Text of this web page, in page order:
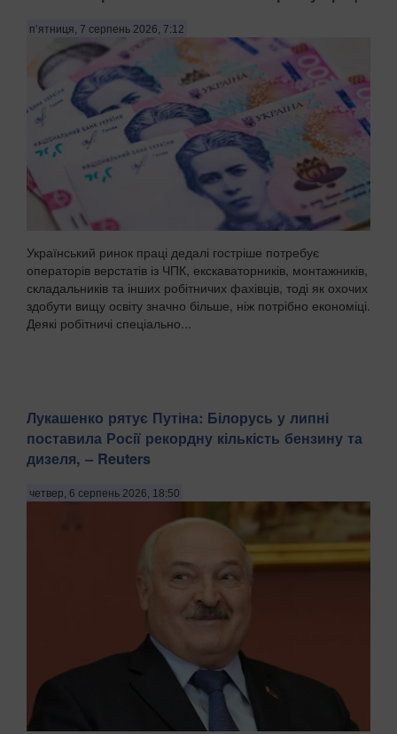
п’ятниця, 7 серпень 2026, 7:12
Український ринок праці дедалі гостріше потребує
операторів верстатів із ЧПК, екскаваторників, монтажників,
складальників та інших робітничих фахівців, тоді як охочих
здобути вищу освіту значно більше, ніж потрібно економіці.
Деякі робітничі спеціально...
Лукашенко рятує Путіна: Білорусь у липні
поставила Росії рекордну кількість бензину та
дизеля, – Reuters
четвер, 6 серпень 2026, 18:50